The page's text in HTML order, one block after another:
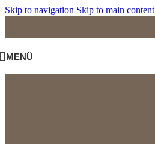
Skip to navigation Skip to main content
MENÜ